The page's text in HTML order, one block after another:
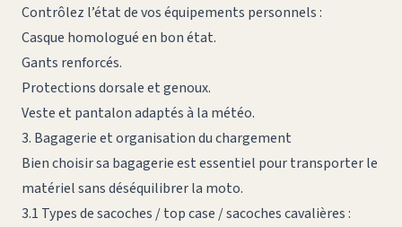
Contrôlez l’état de vos équipements personnels :
Casque homologué en bon état.
Gants renforcés.
Protections dorsale et genoux.
Veste et pantalon adaptés à la météo.
3. Bagagerie et organisation du chargement
Bien choisir sa bagagerie est essentiel pour transporter le
matériel sans déséquilibrer la moto.
3.1 Types de sacoches / top case / sacoches cavalières :